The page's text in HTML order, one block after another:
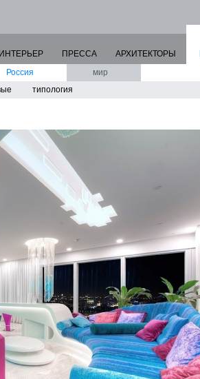
ИНТЕРЬЕР ПРЕССА АРХИТЕКТОРЫ
Россия
типология
мир